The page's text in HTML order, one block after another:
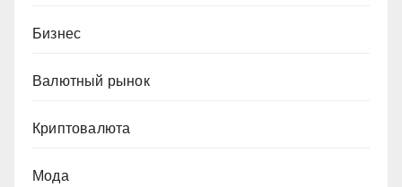
Бизнес
Валютный рынок
Криптовалюта
Мода